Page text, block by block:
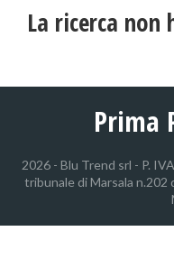
La ricerca
Prima
2026 - Blu Trend srl - P.
tribunale di Marsala